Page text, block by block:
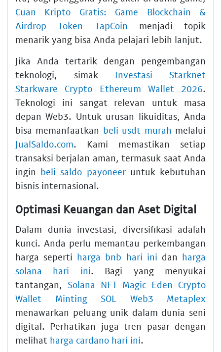
Cuan Kripto Gratis: Game Blockchain &
Airdrop Token TapCoin menjadi topik
menarik yang bisa Anda pelajari lebih lanjut.
Jika Anda tertarik dengan pengembangan
teknologi, simak Investasi Starknet
Starkware Crypto Ethereum Wallet 2026.
Teknologi ini sangat relevan untuk masa
depan Web3. Untuk urusan likuiditas, Anda
bisa memanfaatkan beli usdt murah melalui
JualSaldo.com. Kami memastikan setiap
transaksi berjalan aman, termasuk saat Anda
ingin beli saldo payoneeruntuk kebutuhan
bisnis internasional.
Optimasi Keuangan dan Aset Digital
Dalam dunia investasi, diversifikasi adalah
kunci. Anda perlu memantau perkembangan
harga seperti harga bnb hari ini dan harga
solana hari ini. Bagi yang menyukai
tantangan, Solana NFT Magic Eden Crypto
Wallet Minting SOL Web3 Metaplex
menawarkan peluang unik dalam dunia seni
digital. Perhatikan juga tren pasar dengan
melihat harga cardano hari ini.